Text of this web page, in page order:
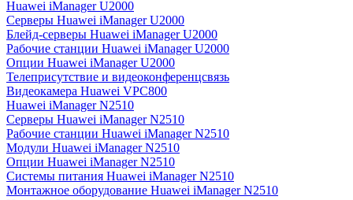
Huawei iManager U2000
Серверы Huawei iManager U2000
Блейд-серверы Huawei iManager U2000
Рабочие станции Huawei iManager U2000
Опции Huawei iManager U2000
Телеприсутствие и видеоконференцсвязь
Видеокамера Huawei VPC800
Huawei iManager N2510
Серверы Huawei iManager N2510
Рабочие станции Huawei iManager N2510
Модули Huawei iManager N2510
Опции Huawei iManager N2510
Системы питания Huawei iManager N2510
Монтажное оборудование Huawei iManager N2510